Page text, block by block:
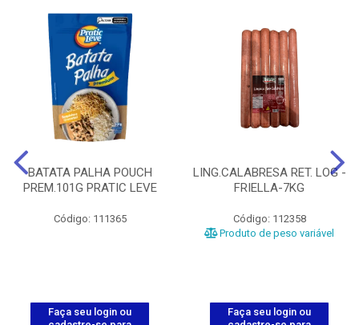
BATATA PALHA POUCH
PREM.101G PRATIC LEVE
Código: 111365
Faça seu login ou
LING.CALABRESA RET. LOG -
FRIELLA-7KG
Código: 112358
Produto de peso variável
Faça seu login ou